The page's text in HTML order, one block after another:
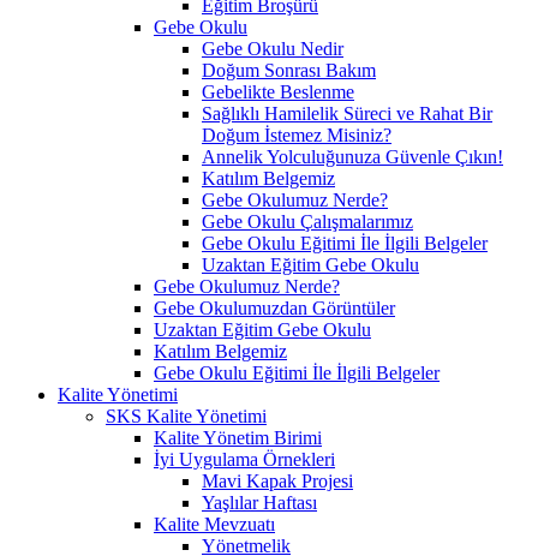
Eğitim Broşürü
Gebe Okulu
Gebe Okulu Nedir
Doğum Sonrası Bakım
Gebelikte Beslenme
Sağlıklı Hamilelik Süreci ve Rahat Bir
Doğum İstemez Misiniz?
Annelik Yolculuğunuza Güvenle Çıkın!
Katılım Belgemiz
Gebe Okulumuz Nerde?
Gebe Okulu Çalışmalarımız
Gebe Okulu Eğitimi İle İlgili Belgeler
Uzaktan Eğitim Gebe Okulu
Gebe Okulumuz Nerde?
Gebe Okulumuzdan Görüntüler
Uzaktan Eğitim Gebe Okulu
Katılım Belgemiz
Gebe Okulu Eğitimi İle İlgili Belgeler
Kalite Yönetimi
SKS Kalite Yönetimi
Kalite Yönetim Birimi
İyi Uygulama Örnekleri
Mavi Kapak Projesi
Yaşlılar Haftası
Kalite Mevzuatı
Yönetmelik